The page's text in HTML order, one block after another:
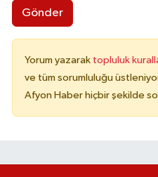
Gönder
Yorum yazarak topluluk
ve tüm sorumluluğu
Afyon Haber hiçbir şekilde